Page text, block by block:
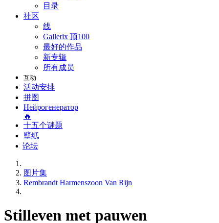
目录
社区
线
Gallerix 顶100
最好的作品
新专辑
所有成员
互动
活动安排
拼图
Нейрогенератор
🔥
十五个谜题
壁纸
论坛
图片集
Rembrandt Harmenszoon Van Rijn
Stilleven met pauwen